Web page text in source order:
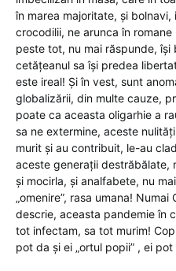
în marea majoritate, și
crocodilii, ne arunca în
peste tot, nu mai răspunde, își
cetățeanul sa își predea
este ireal! Și în vest, sunt
globalizării, din multe cauze,
poate ca aceasta oligarhie a
sa ne extermine, aceste
murit și au contribuit, le-au
aceste generații destrăbălate,
și mocirla, și analfabete, nu
„omenire”, rasa umana!
descrie, aceasta pandemie în
tot infectam, sa tot murim!
pot da și ei „ortul popii” , ei